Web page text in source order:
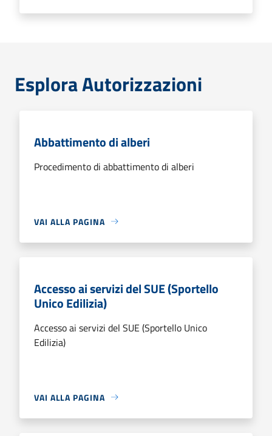
Esplora Autorizzazioni
Abbattimento di alberi
Procedimento di abbattimento di alberi
VAI ALLA PAGINA
Accesso ai servizi del SUE (Sportello
Unico Edilizia)
Accesso ai servizi del SUE (Sportello Unico
Edilizia)
VAI ALLA PAGINA